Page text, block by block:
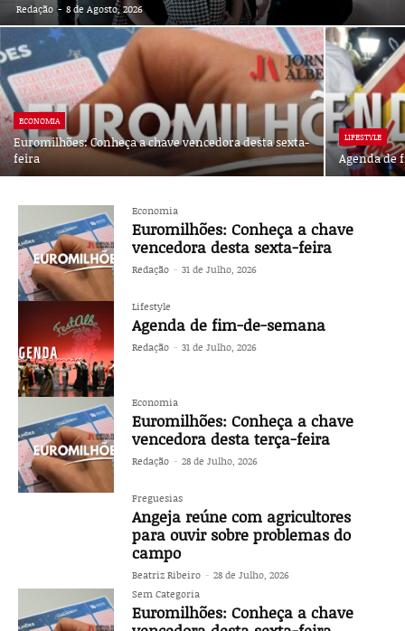
Redação - 8 de Agosto, 2026
ECONOMIA
Euromilhões: Conheça a chave vencedora desta sexta-
feira
LIFESTYLE
Agenda de
Economia
Euromilhões: Conheça a chave
vencedora desta sexta-feira
Redação - 31 de Julho, 2026
Lifestyle
Agenda de fim-de-semana
Redação - 31 de Julho, 2026
Economia
Euromilhões: Conheça a chave
vencedora desta terça-feira
Redação - 28 de Julho, 2026
Freguesias
Angeja reúne com agricultores
para ouvir sobre problemas do
campo
Beatriz Ribeiro - 28 de Julho, 2026
Sem Categoria
Euromilhões: Conheça a chave